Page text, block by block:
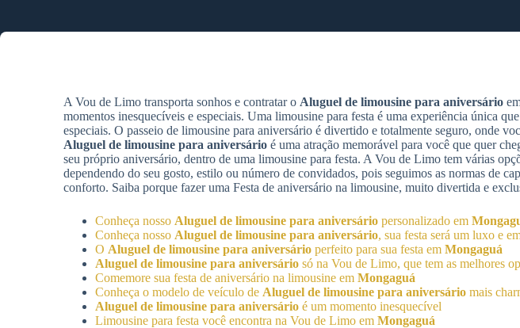
A Vou de Limo transporta sonhos e contratar o Aluguel de limousine para aniversário
momentos inesquecíveis e especiais. Uma limousine para festa é uma experiência única
especiais. O passeio de limousine para aniversário é divertido e totalmente seguro, onde
Aluguel de limousine para aniversário é uma atração memorável para você que quer
seu próprio aniversário, dentro de uma limousine para festa. A Vou de Limo tem várias
dependendo do seu gosto, estilo ou número de convidados, pois seguimos as normas de
conforto. Saiba porque fazer uma Festa de aniversário na limousine, muito divertida e
Conheça nosso Aluguel de limousine para aniversário personalizado em
Conheça nosso Aluguel de limousine para aniversário, sua festa será um luxo e
O Aluguel de limousine para aniversário perfeito para sua festa em Mongaguá
Aluguel de limousine para aniversário só na Vou de Limo, que tem as melhores
Comemore sua festa de aniversário na limousine em Mongaguá
Conheça o modelo de veículo de Aluguel de limousine para aniversário mais
Aluguel de limousine para aniversário é um momento inesquecível
Limousine para festa você encontra na Vou de Limo em Mongaguá